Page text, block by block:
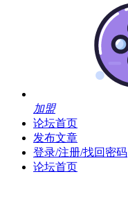
加盟
论坛首页
发布文章
登录/注册/找回密码
论坛首页